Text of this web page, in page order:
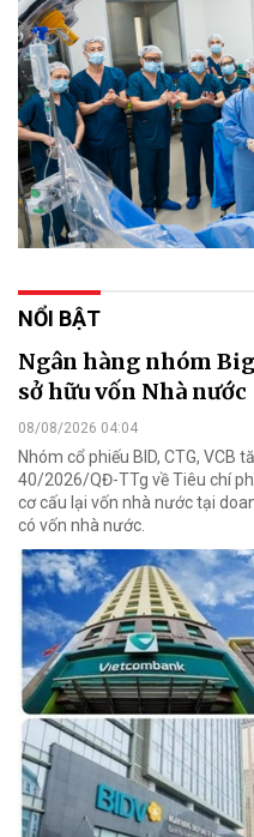
NỔI BẬT
Ngân hàng nhóm
sở hữu vốn Nhà nước
08/08/2026 04:04
Nhóm cổ phiếu BID, CTG, VCB
40/2026/QĐ-TTg về Tiêu chí
cơ cấu lại vốn nhà nước tại
có vốn nhà nước.